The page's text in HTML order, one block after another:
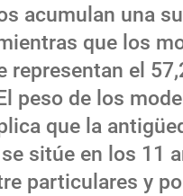
acumulan una
que los
el
peso de los
que la
sitúe en los 11
particulares y